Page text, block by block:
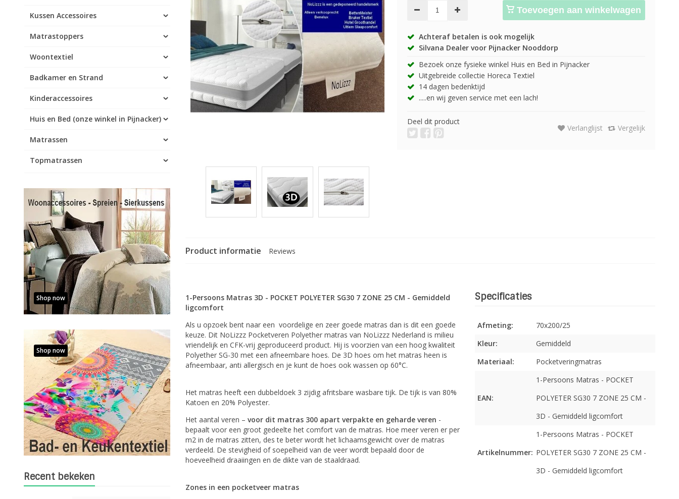
Kussen Accessoires
Matrastoppers
Woontextiel
Badkamer en Strand
Kinderaccessoires
Huis en Bed (onze winkel in Pijnacker)
Matrassen
Topmatrassen
Shop now
Shop now
Recent bekeken
Toevoegen aan winkelwagen
Achteraf betalen is ook mogelijk
Silvana Dealer voor Pijnacker Nooddorp
Bezoek onze fysieke winkel Huis en Bed in Pijnacker
Uitgebreide collectie Horeca Textiel
14 dagen bedenktijd
.....en wij geven service met een lach!
Deel dit product
Verlanglijst Vergelijk
Product informatie Reviews
1-Persoons Matras 3D - POCKET POLYETER SG30 7 ZONE 25 CM - Gemiddeld
ligcomfort
Als u opzoek bent naar een voordelige en zeer goede matras dan is dit een goede
keuze. Dit NoLizzz Pocketveren Polyether matras van NoLizzz Nederland is milieu
vriendelijk en CFK-vrij geproduceerd product. Hij is voorzien van een hoog kwaliteit
Polyether SG-30 met een afneembare hoes. De 3D hoes om het matras heen is
afneembaar, anti allergisch en je kunt de hoes ook wassen op 60°C.
Het matras heeft een dubbeldoek 3 zijdig afritsbare wasbare tijk. De tijk is van 80%
Katoen en 20% Polyester.
Het aantal veren – voor dit matras 300 apart verpakte en geharde veren -
bepaalt voor een groot gedeelte het comfort van de matras. Hoe meer veren er per
m2 in de matras zitten, des te beter wordt het lichaamsgewicht over de matras
verdeeld. De stevigheid of soepelheid van de veer wordt bepaald door de
hoeveelheid draaiingen en de dikte van de staaldraad.
Zones in een pocketveer matras
Specificaties
Afmeting:
70x200/25
Kleur:
Gemiddeld
Materiaal:
Pocketveringmatras
EAN:
1-Persoons Matras - POCKET
POLYETER SG30 7 ZONE 25 CM -
3D - Gemiddeld ligcomfort
Artikelnummer:
1-Persoons Matras - POCKET
POLYETER SG30 7 ZONE 25 CM -
3D - Gemiddeld ligcomfort